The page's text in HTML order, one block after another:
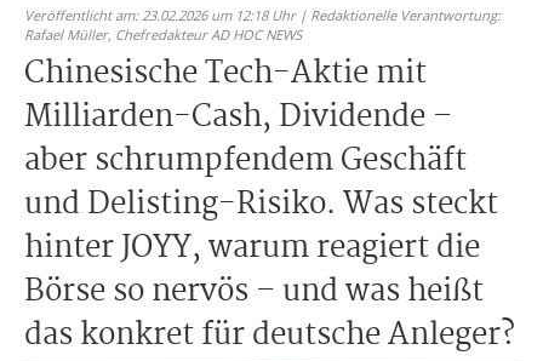
Veröffentlicht am: 23.02.2026 um 12:18 Uhr | Redaktionelle Verantwortung:
Rafael Müller, Chefredakteur AD HOC NEWS
Chinesische Tech-Aktie mit
Milliarden-Cash, Dividende –
aber schrumpfendem Geschäft
und Delisting-Risiko. Was steckt
hinter JOYY, warum reagiert die
Börse so nervös – und was heißt
das konkret für deutsche Anleger?